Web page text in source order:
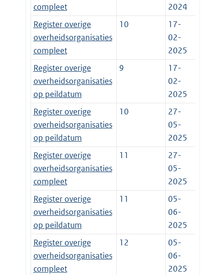
compleet
2024
Register overige
overheidsorganisaties
compleet
10
17-
02-
2025
Register overige
overheidsorganisaties
op peildatum
9
17-
02-
2025
Register overige
overheidsorganisaties
op peildatum
10
27-
05-
2025
Register overige
overheidsorganisaties
compleet
11
27-
05-
2025
Register overige
overheidsorganisaties
op peildatum
11
05-
06-
2025
Register overige
overheidsorganisaties
compleet
12
05-
06-
2025